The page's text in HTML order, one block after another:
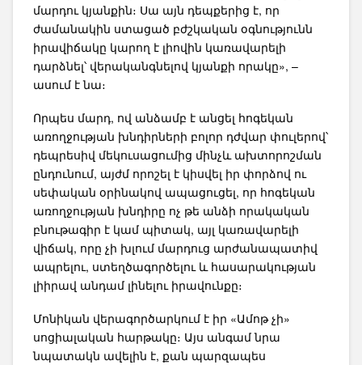
մարդու կյանքին։ Սա այն դեպքերից է, որ
ժամանակին ստացած բժշկական օգնությունն
իրավիճակը կարող է լիովին կառավարելի
դարձնել՝ վերականգնելով կյանքի որակը», –
ասում է նա։
Որպես մարդ, ով անձամբ է անցել հոգեկան
առողջության խնդիրների բոլոր դժվար փուլերով՝
դեպրեսիվ մեկուսացումից մինչև ախտորոշման
ընդունում, այժմ որոշել է կիսվել իր փորձով ու
սեփական օրինակով ապացուցել, որ հոգեկան
առողջության խնդիրը ոչ թե անձի որակական
բնութագիր է կամ պիտակ, այլ կառավարելի
վիճակ, որը չի խլում մարդուց արժանապատիվ
ապրելու, ստեղծագործելու և հասարակության
լիիրավ անդամ լինելու իրավունքը։
Մոնիկան վերագործարկում է իր «Ամոթ չի»
սոցիալական հարթակը։ Այս անգամ նրա
նպատակն ավելին է, քան պարզապես